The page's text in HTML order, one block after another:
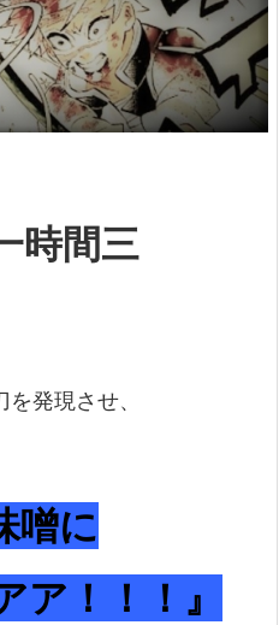
時間三
発現させ、
噌に
ア！！！』